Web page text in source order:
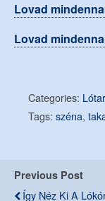
Lovad
Lovad
Categories:
Tags: széna,
Previous Post
Így Néz Ki A